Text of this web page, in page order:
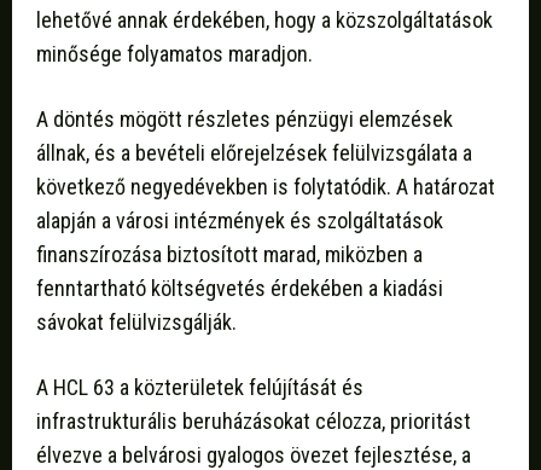
lehetővé annak érdekében, hogy a közszolgáltatások
minősége folyamatos maradjon.
A döntés mögött részletes pénzügyi elemzések
állnak, és a bevételi előrejelzések felülvizsgálata a
következő negyedévekben is folytatódik. A határozat
alapján a városi intézmények és szolgáltatások
finanszírozása biztosított marad, miközben a
fenntartható költségvetés érdekében a kiadási
sávokat felülvizsgálják.
A HCL 63 a közterületek felújítását és
infrastrukturális beruházásokat célozza, prioritást
élvezve a belvárosi gyalogos övezet fejlesztése, a